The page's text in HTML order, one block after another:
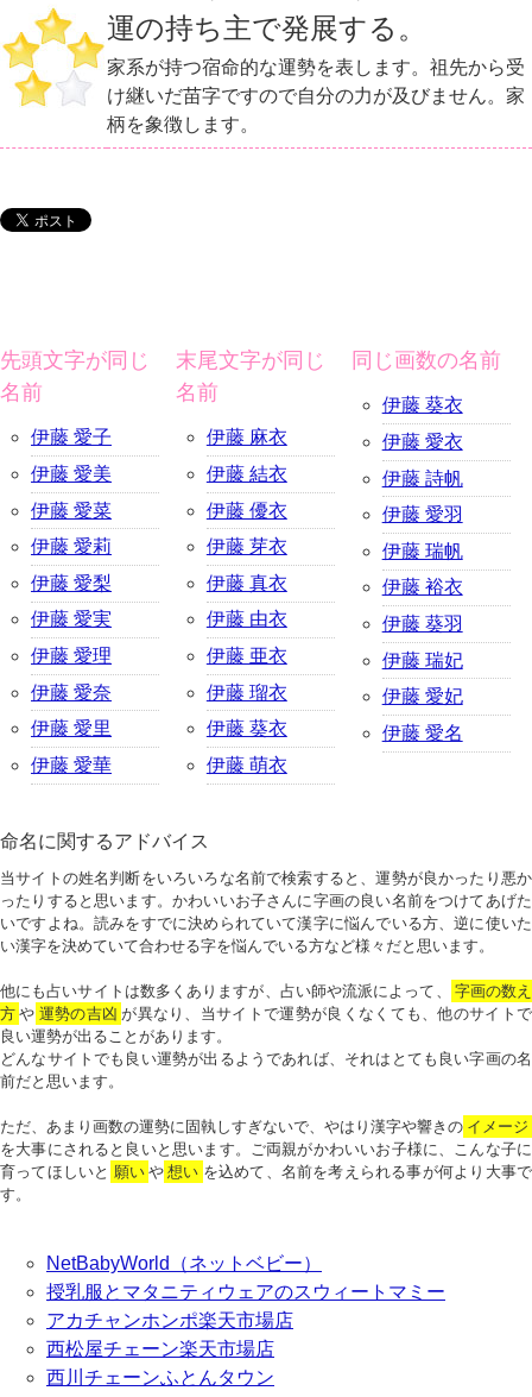
運の持ち主で発展する。
家系が持つ宿命的な運勢を表します。祖先から受
け継いだ苗字ですので自分の力が及びません。家
柄を象徴します。
先頭文字が同じ
名前
伊藤 愛子
伊藤 愛美
伊藤 愛菜
伊藤 愛莉
伊藤 愛梨
伊藤 愛実
伊藤 愛理
伊藤 愛奈
伊藤 愛里
伊藤 愛華
末尾文字が同じ
名前
伊藤 麻衣
伊藤 結衣
伊藤 優衣
伊藤 芽衣
伊藤 真衣
伊藤 由衣
伊藤 亜衣
伊藤 瑠衣
伊藤 葵衣
伊藤 萌衣
同じ画数の名前
伊藤 葵衣
伊藤 愛衣
伊藤 詩帆
伊藤 愛羽
伊藤 瑞帆
伊藤 裕衣
伊藤 葵羽
伊藤 瑞妃
伊藤 愛妃
伊藤 愛名
命名に関するアドバイス
当サイトの姓名判断をいろいろな名前で検索すると、運勢が良かったり悪か
ったりすると思います。かわいいお子さんに字画の良い名前をつけてあげた
いですよね。読みをすでに決められていて漢字に悩んでいる方、逆に使いた
い漢字を決めていて合わせる字を悩んでいる方など様々だと思います。
他にも占いサイトは数多くありますが、占い師や流派によって、
字画の数え
方 や 運勢の吉凶 が異なり、当サイトで運勢が良くなくても、他のサイトで
良い運勢が出ることがあります。
どんなサイトでも良い運勢が出るようであれば、それはとても良い字画の名
前だと思います。
ただ、あまり画数の運勢に固執しすぎないで、やはり漢字や響きの イメージ
を大事にされると良いと思います。ご両親がかわいいお子様に、こんな子に
育ってほしいと 願い や 想い を込めて、名前を考えられる事が何より大事で
す。
NetBabyWorld（ネットベビー）
授乳服とマタニティウェアのスウィートマミー
アカチャンホンポ楽天市場店
西松屋チェーン楽天市場店
西川チェーンふとんタウン